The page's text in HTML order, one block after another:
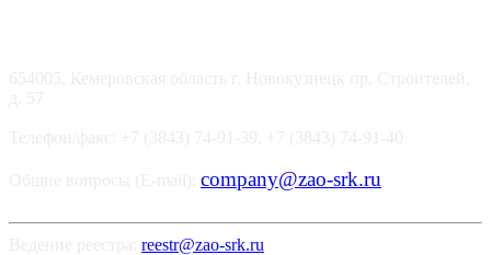
company@zao-srk.ru
reestr@zao-srk.ru